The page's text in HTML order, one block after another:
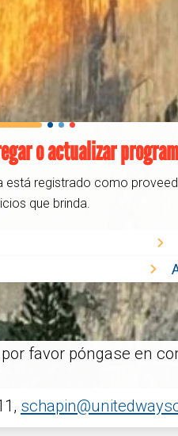
o actualizar
está registrado como
que brinda.
favor póngase en